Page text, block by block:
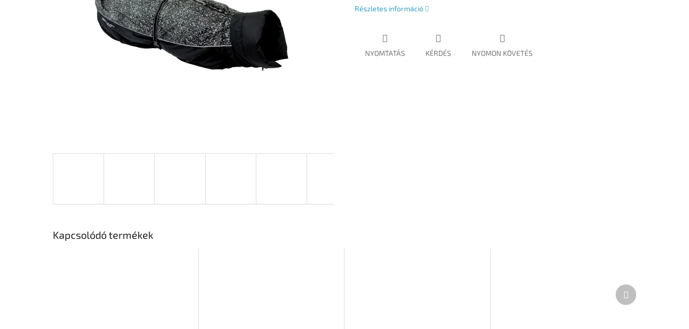
Részletes információ
NYOMTATÁS KÉRDÉS NYOMON KÖVETÉS
Kapcsolódó termékek
Következő
termék